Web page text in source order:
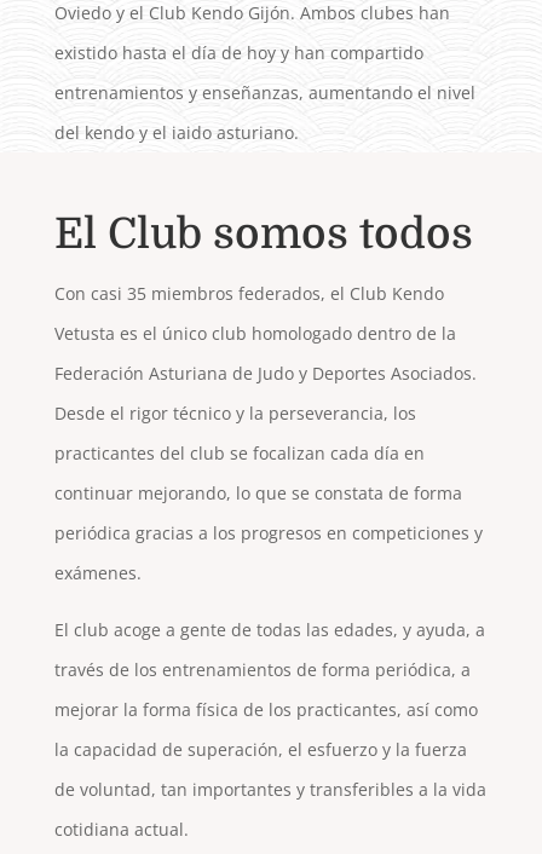
Oviedo y el Club Kendo Gijón. Ambos clubes han
existido hasta el día de hoy y han compartido
entrenamientos y enseñanzas, aumentando el nivel
del kendo y el iaido asturiano.
El Club somos todos
Con casi 35 miembros federados, el Club Kendo
Vetusta es el único club homologado dentro de la
Federación Asturiana de Judo y Deportes Asociados.
Desde el rigor técnico y la perseverancia, los
practicantes del club se focalizan cada día en
continuar mejorando, lo que se constata de forma
periódica gracias a los progresos en competiciones y
exámenes.
El club acoge a gente de todas las edades, y ayuda, a
través de los entrenamientos de forma periódica, a
mejorar la forma física de los practicantes, así como
la capacidad de superación, el esfuerzo y la fuerza
de voluntad, tan importantes y transferibles a la vida
cotidiana actual.